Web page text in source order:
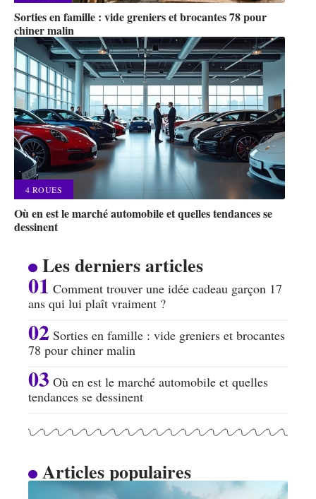
Sorties en famille : vide greniers et brocantes 78 pour
chiner malin
4 ROUES
Où en est le marché automobile et quelles tendances se
dessinent
Les derniers articles
Comment trouver une idée cadeau garçon 17
ans qui lui plaît vraiment ?
Sorties en famille : vide greniers et brocantes
78 pour chiner malin
Où en est le marché automobile et quelles
tendances se dessinent
Articles populaires